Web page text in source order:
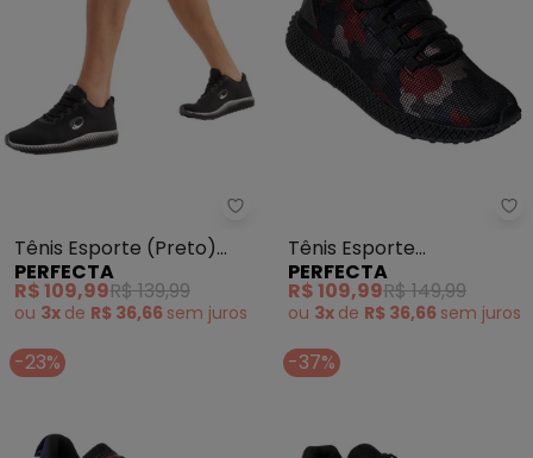
Perfecta - Tênis Esporte
Tênis Esporte (Preto)
com Solado Degradê
PERFECTA
R$ 109,99R$ 139,99
ou 3x de R$ 36,66 sem juros
Tênis Esporte
(Camuflado) com
Revestimento em Mesh
PERFECTA
R$ 109,99R$ 149,99
ou 3x de R$ 36,66 sem juros
-23% -37%